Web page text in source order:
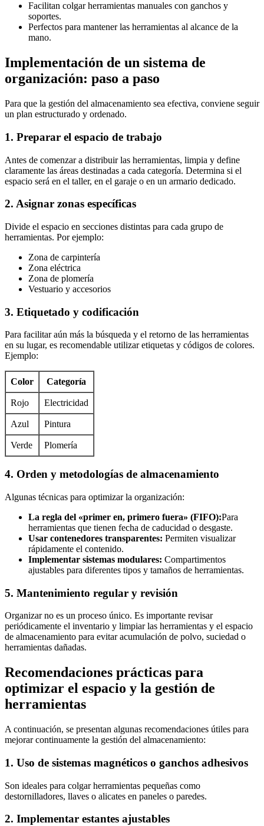
Facilitan colgar herramientas manuales con ganchos y
soportes.
Perfectos para mantener las herramientas al alcance de la
mano.
Implementación de un sistema de
organización: paso a paso
Para que la gestión del almacenamiento sea efectiva, conviene seguir
un plan estructurado y ordenado.
1. Preparar el espacio de trabajo
Antes de comenzar a distribuir las herramientas, limpia y define
claramente las áreas destinadas a cada categoría. Determina si el
espacio será en el taller, en el garaje o en un armario dedicado.
2. Asignar zonas específicas
Divide el espacio en secciones distintas para cada grupo de
herramientas. Por ejemplo:
Zona de carpintería
Zona eléctrica
Zona de plomería
Vestuario y accesorios
3. Etiquetado y codificación
Para facilitar aún más la búsqueda y el retorno de las herramientas
en su lugar, es recomendable utilizar etiquetas y códigos de colores.
Ejemplo:
Color Categoría
Rojo Electricidad
Azul Pintura
Verde Plomería
4. Orden y metodologías de almacenamiento
Algunas técnicas para optimizar la organización:
La regla del «primer en, primero fuera» (FIFO):Para
herramientas que tienen fecha de caducidad o desgaste.
Usar contenedores transparentes: Permiten visualizar
rápidamente el contenido.
Implementar sistemas modulares: Compartimentos
ajustables para diferentes tipos y tamaños de herramientas.
5. Mantenimiento regular y revisión
Organizar no es un proceso único. Es importante revisar
periódicamente el inventario y limpiar las herramientas y el espacio
de almacenamiento para evitar acumulación de polvo, suciedad o
herramientas dañadas.
Recomendaciones prácticas para
optimizar el espacio y la gestión de
herramientas
A continuación, se presentan algunas recomendaciones útiles para
mejorar continuamente la gestión del almacenamiento:
1. Uso de sistemas magnéticos o ganchos adhesivos
Son ideales para colgar herramientas pequeñas como
destornilladores, llaves o alicates en paneles o paredes.
2. Implementar estantes ajustables